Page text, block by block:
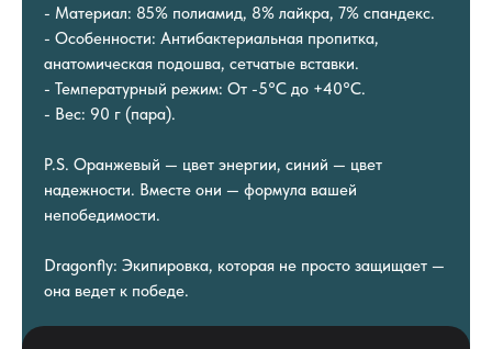
- Материал: 85% полиамид, 8% лайкра, 7% спандекс.
- Особенности: Антибактериальная пропитка,
анатомическая подошва, сетчатые вставки.
- Температурный режим: От -5°C до +40°C.
- Вес: 90 г (пара).
P.S. Оранжевый — цвет энергии, синий — цвет
надежности. Вместе они — формула вашей
непобедимости.
Dragonfly: Экипировка, которая не просто защищает —
она ведет к победе.